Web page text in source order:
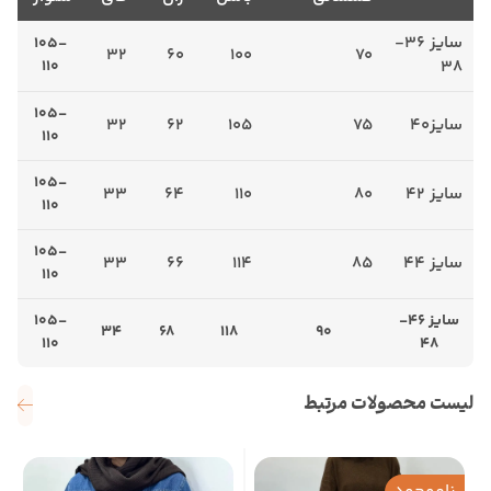
سایز 36-
38
70
100
60
32
105-
110
سایز40 75
105
62
32
105-
110
سایز 42 80
110
64
33
105-
110
سایز 44 85
114
66
33
105-
110
سایز 46-
48
90
118
68
34
105-
110
لیست محصولات مرتبط